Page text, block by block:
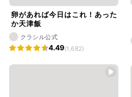
卵があれば今日はこれ！あった
か天津飯
クラシル公式
4.49(1,682)